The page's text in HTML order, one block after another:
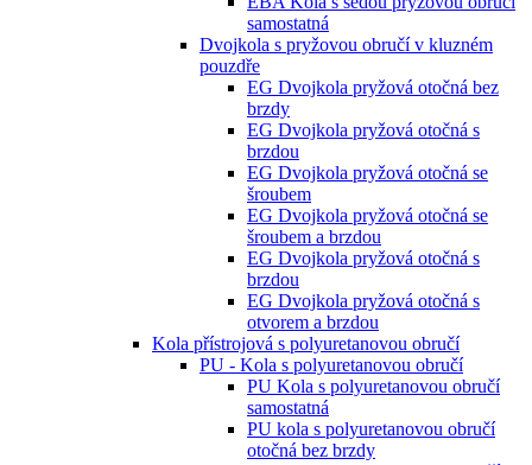
samostatná
Dvojkola s pryžovou obručí v kluzném
pouzdře
EG Dvojkola pryžová otočná bez
brzdy
EG Dvojkola pryžová otočná s
brzdou
EG Dvojkola pryžová otočná se
šroubem
EG Dvojkola pryžová otočná se
šroubem a brzdou
EG Dvojkola pryžová otočná s
brzdou
EG Dvojkola pryžová otočná s
otvorem a brzdou
Kola přístrojová s polyuretanovou obručí
PU - Kola s polyuretanovou obručí
PU Kola s polyuretanovou obručí
samostatná
PU kola s polyuretanovou obručí
otočná bez brzdy